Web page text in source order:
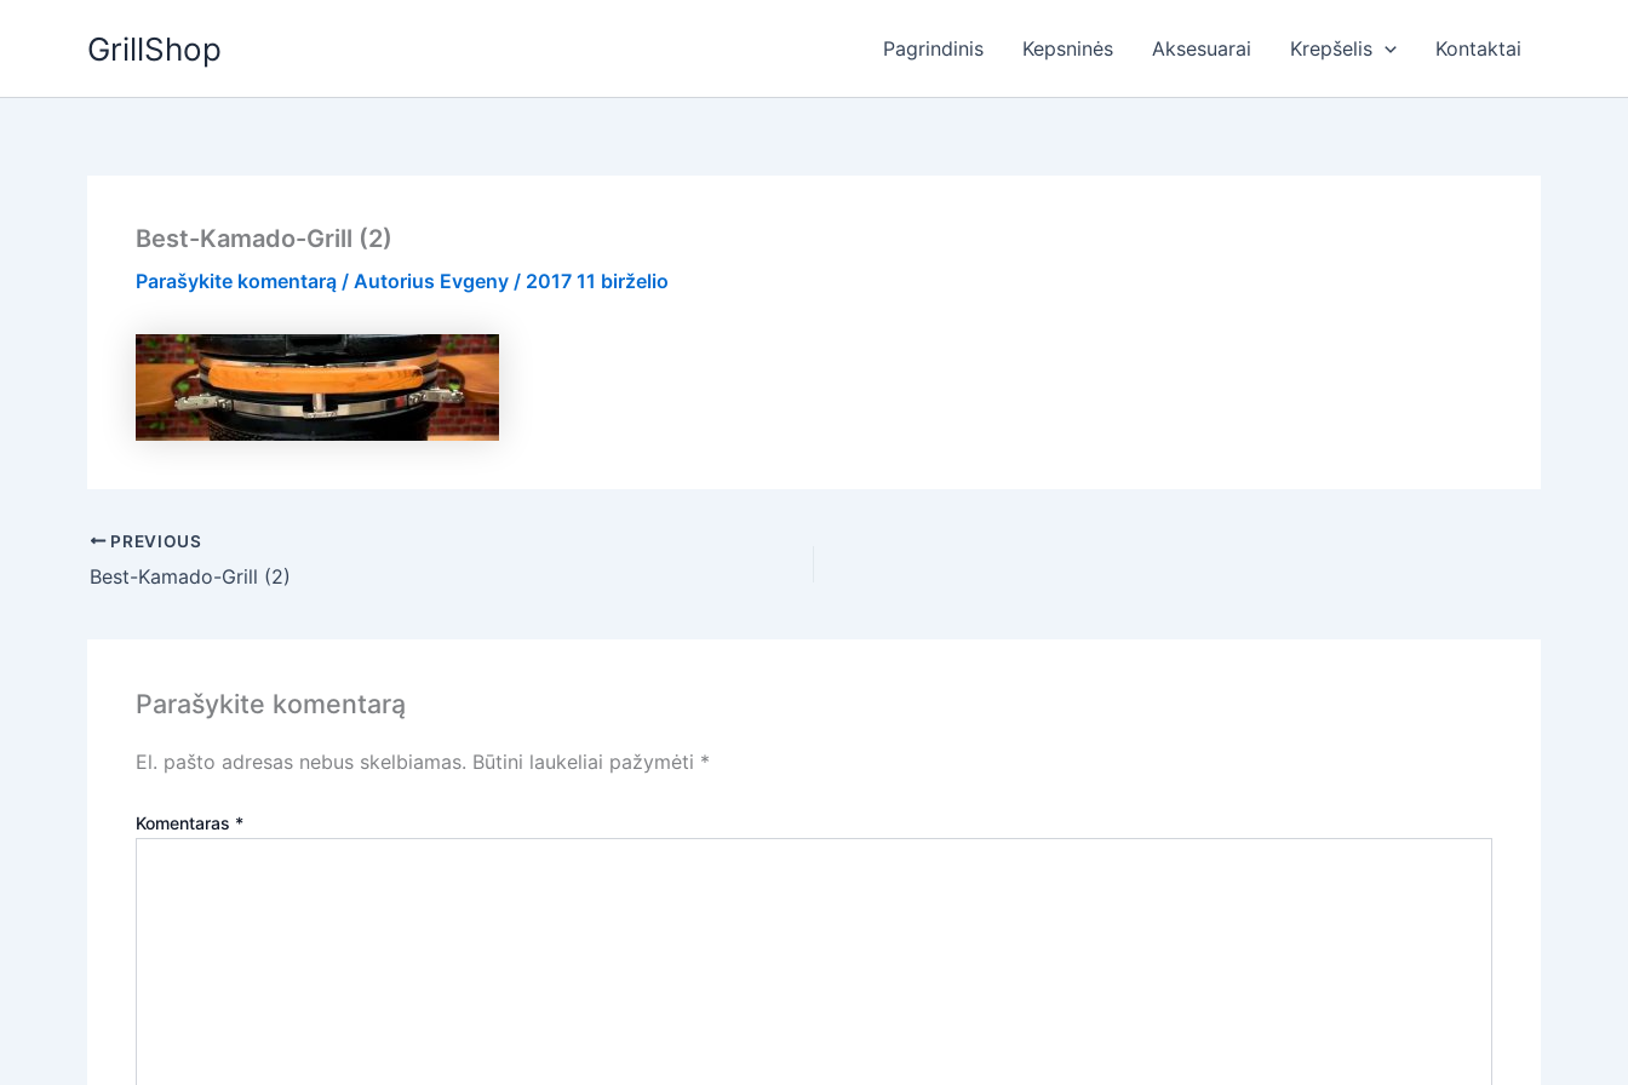
GrillShop Pagrindinis Kepsninės Aksesuarai Krepšelis Kontaktai
Best-Kamado-Grill (2)
Parašykite komentarą / Autorius Evgeny / 2017 11 birželio
PREVIOUS
Best-Kamado-Grill (2)
Parašykite komentarą
El. pašto adresas nebus skelbiamas. Būtini laukeliai pažymėti *
Komentaras *